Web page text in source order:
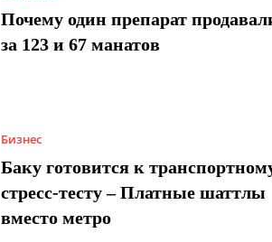
Почему один препарат
за 123 и 67 манатов
Бизнес
Баку готовится к
стресс-тесту – Платные шаттлы
вместо метро